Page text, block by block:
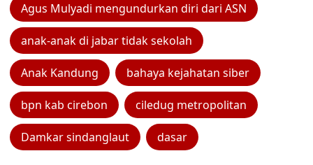
Agus Mulyadi mengundurkan diri dari ASN
anak-anak di jabar tidak sekolah
Anak Kandung bahaya kejahatan siber
bpn kab cirebon ciledug metropolitan
Damkar sindanglaut dasar